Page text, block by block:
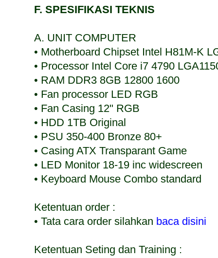
F. SPESIFIKASI TEKNIS
A. UNIT COMPUTER
• Motherboard Chipset Intel H81M-K
• Processor Intel Core i7 4790
• RAM DDR3 8GB 12800 1600
• Fan processor LED RGB
• Fan Casing 12" RGB
• HDD 1TB Original
• PSU 350-400 Bronze 80+
• Casing ATX Transparant Game
• LED Monitor 18-19 inc widescreen
• Keyboard Mouse Combo standard
Ketentuan order :
• Tata cara order silahkan baca disini
Ketentuan Seting dan Training :